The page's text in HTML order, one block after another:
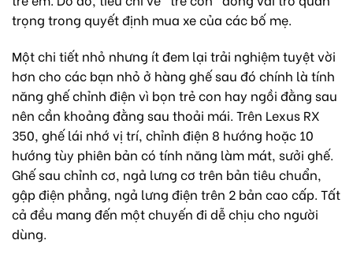
trọng trong quyết định mua xe của các bố mẹ.
Một chi tiết nhỏ nhưng ít đem lại trải nghiệm tuyệt vời
hơn cho các bạn nhỏ ở hàng ghế sau đó chính là tính
năng ghế chỉnh điện vì bọn trẻ con hay ngồi đằng sau
nên cần khoảng đằng sau thoải mái. Trên Lexus RX
350, ghế lái nhớ vị trí, chỉnh điện 8 hướng hoặc 10
hướng tùy phiên bản có tính năng làm mát, sưởi ghế.
Ghế sau chỉnh cơ, ngả lưng cơ trên bản tiêu chuẩn,
gập điện phẳng, ngả lưng điện trên 2 bản cao cấp. Tất
cả đều mang đến một chuyến đi dễ chịu cho người
dùng.